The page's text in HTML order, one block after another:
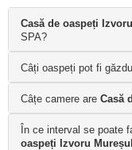
Casă de oaspeți
SPA?
Câți oaspeți pot fi
Câțe camere are Casă
În ce interval se poate
oaspeți Izvoru